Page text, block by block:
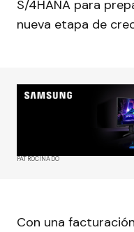
S/4HANA para
nueva etapa de
PATROCINADO
Con una